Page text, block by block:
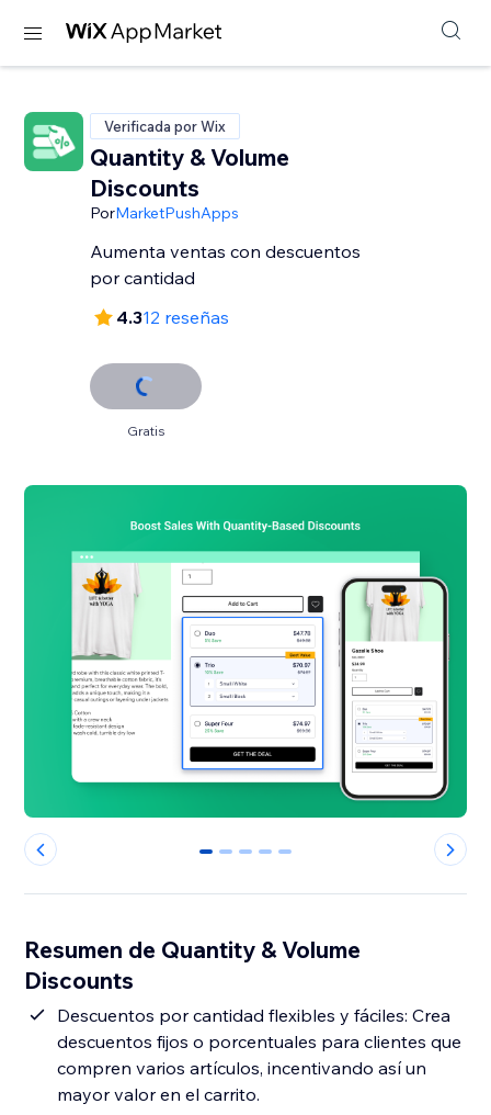
Verificada por Wix
Quantity & Volume
Discounts
PorMarketPushApps
Aumenta ventas con descuentos
por cantidad
4.312 reseñas
Gratis
0 1 2 3 4
Resumen de Quantity & Volume
Discounts
Descuentos por cantidad flexibles y fáciles: Crea
descuentos fijos o porcentuales para clientes que
compren varios artículos, incentivando así un
mayor valor en el carrito.